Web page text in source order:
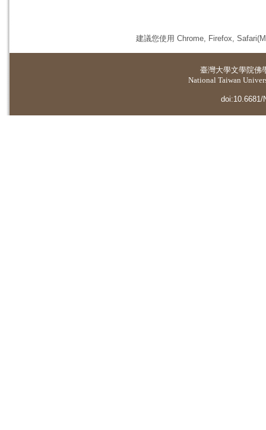
建議您使用 Chrome, Firefox,
臺灣大學文學院佛
National Taiwan
doi:10.6681/